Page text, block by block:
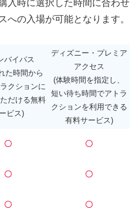
入時に選択した時間に合わせ
への入場が可能となります。
バイパス
た時間から
クションに
だける無料
ビス)
ディズニー・プレミア
アクセス
(体験時間を指定し、
短い待ち時間でアトラ
クションを利用できる
有料サービス)
〇 〇
〇 〇
〇 〇